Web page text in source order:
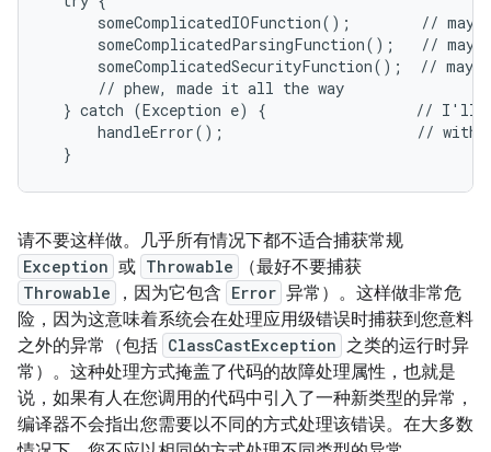
someComplicatedIOFunction();        // may
someComplicatedParsingFunction();   // may
someComplicatedSecurityFunction();  // may
      // phew, made it all the way
} catch (Exception e) {                 // I'll
handleError();                      // with
  }
请不要这样做。几乎所有情况下都不适合捕获常规
Exception 或 Throwable （最好不要捕获
Throwable ，因为它包含 Error 异常）。这样做非常危
险，因为这意味着系统会在处理应用级错误时捕获到您意料
之外的异常（包括 ClassCastException 之类的运行时异
常）。这种处理方式掩盖了代码的故障处理属性，也就是
说，如果有人在您调用的代码中引入了一种新类型的异常，
编译器不会指出您需要以不同的方式处理该错误。在大多数